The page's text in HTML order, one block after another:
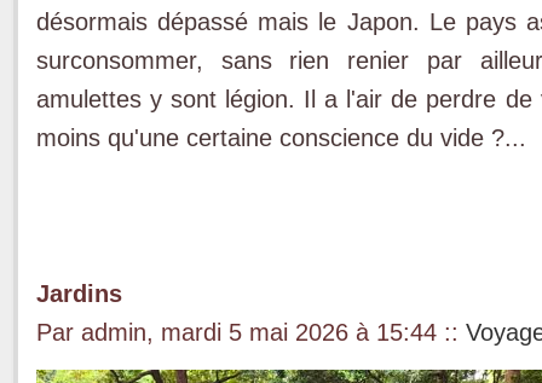
désormais dépassé mais le Japon. Le pays
surconsommer, sans rien renier par
amulettes y sont légion. Il a l'air de perdre
moins qu'une certaine conscience du vide ?...
Jardins
Par admin, mardi 5 mai 2026 à 15:44 ::